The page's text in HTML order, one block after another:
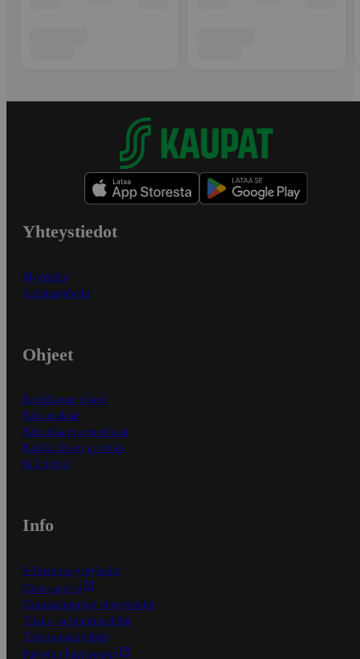
Yhteystiedot
Myymälät
Asiakaspalvelu
Ohjeet
Ensitilaajan ohjeet
Näin maksat
Näin tilaat ja muokkaat
Kaikki ohjeet ja vinkit
In English
Info
S-Business yrityksille
Oiva-raportit
Osuuskauppojen yhteystiedot
Tilaus- ja toimitusehdot
Tietosuojakäytäntö
Palvelun käyttöehdot